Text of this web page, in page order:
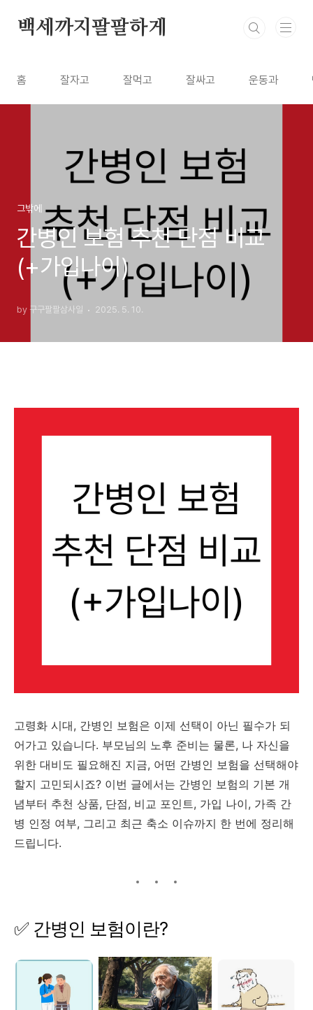
백세까지팔팔하게
홈 잘자고 잘먹고 잘싸고 운동과
그밖에
간병인 보험 추천 단점 비교
(+가입나이)
by 구구팔팔삼사일 2025. 5. 10.
고령화 시대, 간병인 보험은 이제 선택이 아닌 필수가 되
어가고 있습니다. 부모님의 노후 준비는 물론, 나 자신을
위한 대비도 필요해진 지금, 어떤 간병인 보험을 선택해야
할지 고민되시죠? 이번 글에서는 간병인 보험의 기본 개
념부터 추천 상품, 단점, 비교 포인트, 가입 나이, 가족 간
병 인정 여부, 그리고 최근 축소 이슈까지 한 번에 정리해
드립니다.
✅ 간병인 보험이란?